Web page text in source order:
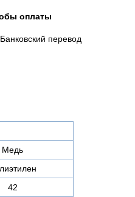
оплаты
Банковский перевод
Медь
42